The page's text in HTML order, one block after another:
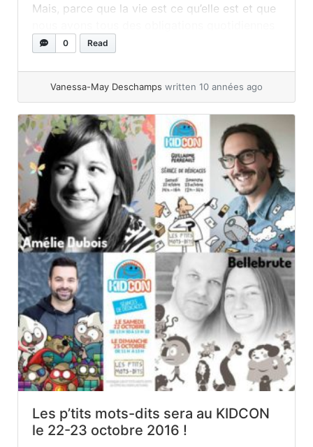
Mais, parce que la vie est ce qu’elle est et que
et des comptes à payer, ce n’est pas toujours
nouveau... »read more
0 Read
Vanessa-May Deschamps written 10 années ago
Les p’tits mots-dits sera au KIDCON
le 22-23 octobre 2016 !